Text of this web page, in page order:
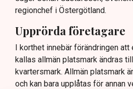
regionchef i Östergötland.
Upprörda företagare
I korthet innebär förändringen
kallas allmän platsmark ändras
kvartersmark. Allmän platsmark
och kan bara upplåtas för annan